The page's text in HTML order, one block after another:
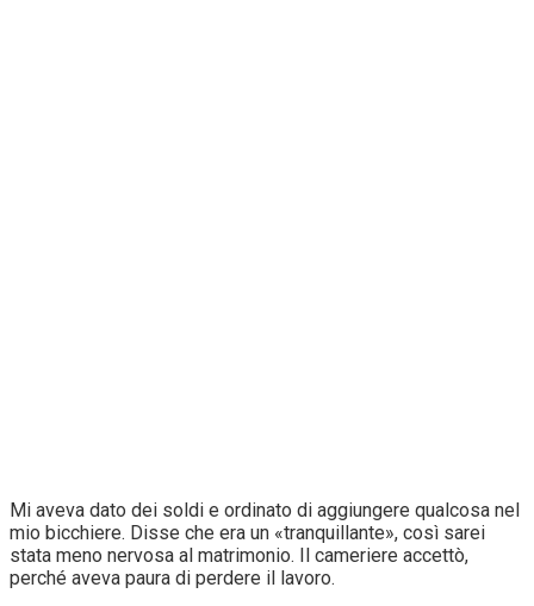
Mi aveva dato dei soldi e ordinato di aggiungere qualcosa nel
mio bicchiere. Disse che era un «tranquillante», così sarei
stata meno nervosa al matrimonio. Il cameriere accettò,
perché aveva paura di perdere il lavoro.